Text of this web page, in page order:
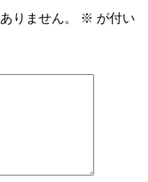
りません。 ※ が付い